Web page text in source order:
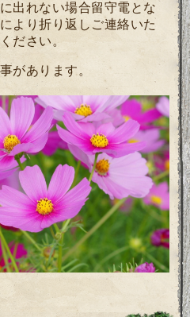
出れない場合留守電とな
より折り返しご連絡いた
ださい。
があります。